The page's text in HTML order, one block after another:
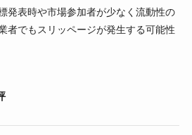
発表時や市場参加者が少なく流動性の
者でもスリッページが発生する可能性